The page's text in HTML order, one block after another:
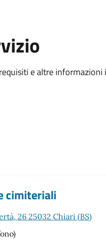
e altre
cimiteriali
26 25032 Chiari (BS)